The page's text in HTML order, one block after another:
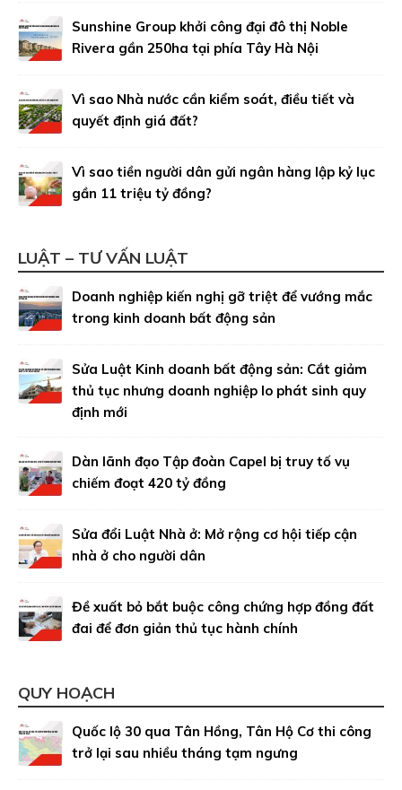
Sunshine Group khởi công đại đô thị Noble
Rivera gần 250ha tại phía Tây Hà Nội
Vì sao Nhà nước cần kiểm soát, điều tiết và
quyết định giá đất?
Vì sao tiền người dân gửi ngân hàng lập kỷ lục
gần 11 triệu tỷ đồng?
LUẬT – TƯ VẤN LUẬT
Doanh nghiệp kiến nghị gỡ triệt để vướng mắc
trong kinh doanh bất động sản
Sửa Luật Kinh doanh bất động sản: Cắt giảm
thủ tục nhưng doanh nghiệp lo phát sinh quy
định mới
Dàn lãnh đạo Tập đoàn Capel bị truy tố vụ
chiếm đoạt 420 tỷ đồng
Sửa đổi Luật Nhà ở: Mở rộng cơ hội tiếp cận
nhà ở cho người dân
Đề xuất bỏ bắt buộc công chứng hợp đồng đất
đai để đơn giản thủ tục hành chính
QUY HOẠCH
Quốc lộ 30 qua Tân Hồng, Tân Hộ Cơ thi công
trở lại sau nhiều tháng tạm ngưng